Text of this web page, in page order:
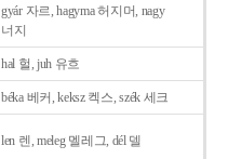
gyár 자르, hagyma 허지머, nagy
너지
hal 헐, juh 유흐
béka 베커, keksz 켁스, szék 세크
len 렌, meleg 멜레그, dél 델